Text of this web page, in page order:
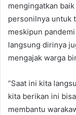
mengingatkan
personilnya untuk
meskipun
langsung dirinya
mengajak warga
“Saat ini kita
kita berikan ini
membantu